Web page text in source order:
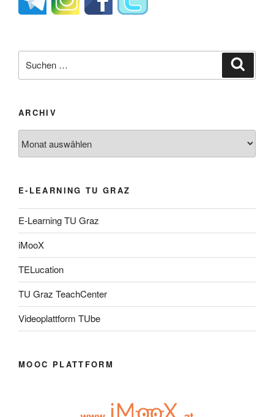
nach:
ARCHIV
E-LEARNING TU GRAZ
E-Learning TU Graz
iMooX
TELucation
TU Graz TeachCenter
Videoplattform TUbe
MOOC PLATTFORM